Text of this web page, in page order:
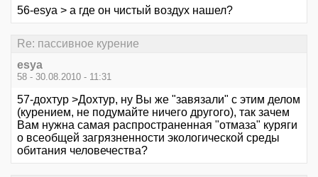
56-esya > а где он чистый воздух нашел?
Re: пассивное курение
esya
58 - 30.08.2010 - 11:31
57-дохтур >Дохтур, ну Вы же "завязали" с этим делом
(курением, не подумайте ничего другого), так зачем
Вам нужна самая распространенная "отмаза" куряги
о всеобщей загрязненности экологической среды
обитания человечества?